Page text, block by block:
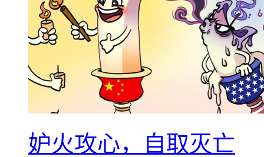
妒火攻心，自取灭亡